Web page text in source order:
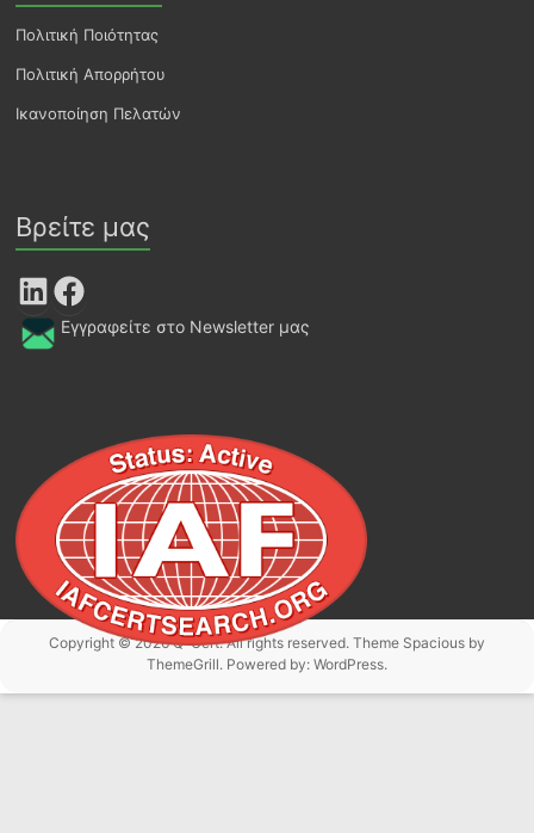
Πολιτική Ποιότητας
Πολιτική Απορρήτου
Ικανοποίηση Πελατών
Βρείτε μας
LinkedIn Facebook
Εγγραφείτε στο Newsletter μας
Copyright © 2026Q-Cert. All rights reserved. Theme Spaciousby
ThemeGrill. Powered by: WordPress.